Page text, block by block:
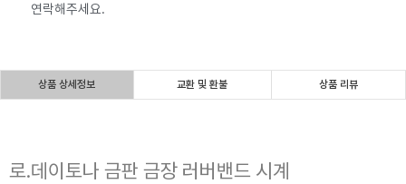
연락해주세요.
상품 상세정보 교환 및 환불 상품 리뷰
로.데이토나 금판 금장 러버밴드 시계